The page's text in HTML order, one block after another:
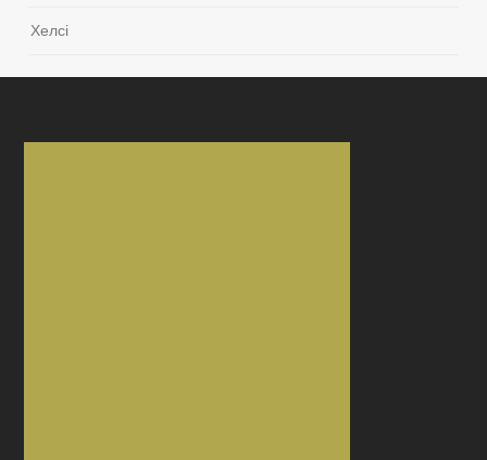
Хелсі